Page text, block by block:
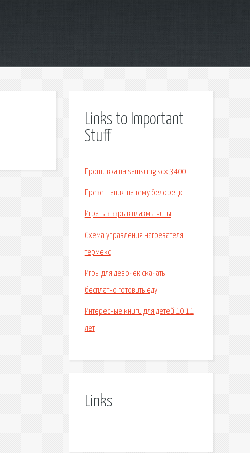
Links to Important
Stuff
Прошивка на samsung scx 3400
Презентация на тему белорецк
Играть в взрыв плазмы читы
Схема управления нагревателя
термекс
Игры для девочек скачать
бесплатно готовить еду
Интересные книги для детей 10 11
лет
Links